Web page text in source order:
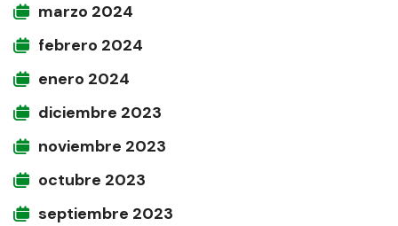
marzo 2024
febrero 2024
enero 2024
diciembre 2023
noviembre 2023
octubre 2023
septiembre 2023